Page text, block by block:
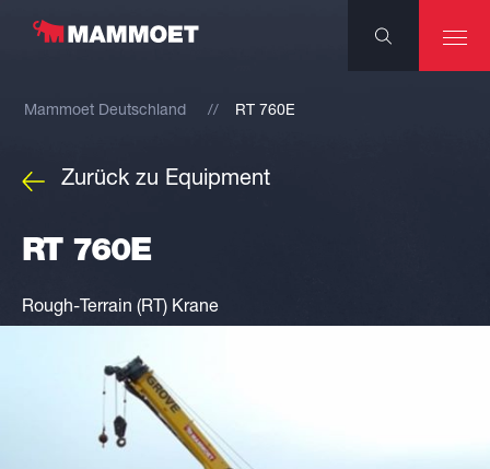
Mammoet Deutschland RT 760E
Zurück zu Equipment
RT 760E
Rough-Terrain (RT) Krane